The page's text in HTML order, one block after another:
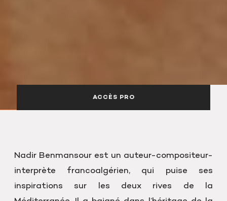
ACCÈS PRO
Nadir Benmansour est un auteur-compositeur-
interprète francoalgérien, qui puise ses
inspirations sur les deux rives de la